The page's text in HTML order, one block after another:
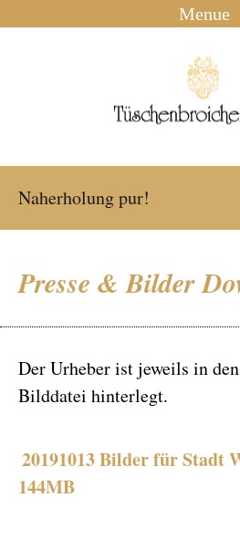
Menue
Naherholung pur!
Presse & Bilder
Der Urheber ist jeweils in
Bilddatei hinterlegt.
20191013 Bilder für Stadt
144MB